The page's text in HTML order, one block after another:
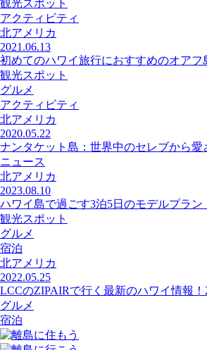
観光スポット
アクティビティ
北アメリカ
2021.06.13
初めてのハワイ旅行におすすめのオアフ
観光スポット
グルメ
アクティビティ
北アメリカ
2020.05.22
ナンタケット島：世界中のセレブから
ニュース
北アメリカ
2023.08.10
ハワイ島で過ごす3泊5日のモデルプラ
観光スポット
グルメ
宿泊
北アメリカ
2022.05.25
LCCのZIPAIRで行く最新のハワイ情報
グルメ
宿泊